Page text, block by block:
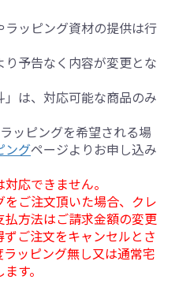
ッピング資材の提供は行
予告なく内容が変更とな
は、対応可能な商品のみ
ッピングを希望される場
ングページよりお申し込み
応できません。
ご注文頂いた場合、クレ
方法はご請求金額の変更
ご注文をキャンセルとさ
ッピング無し又は通常宅
す。